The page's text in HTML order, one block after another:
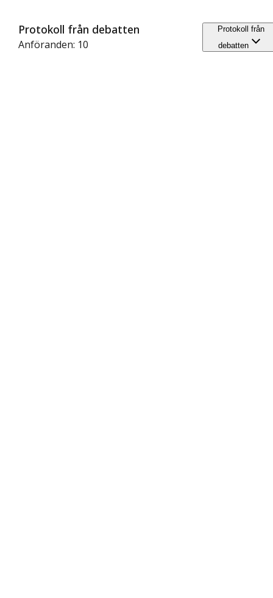
Protokoll från debatten
Anföranden: 10
Protokoll från
debatten